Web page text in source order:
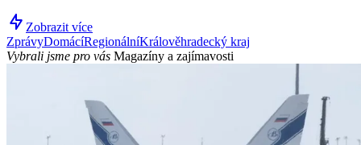
Zobrazit více
ZprávyDomácíRegionálníKrálověhradecký kraj
Vybrali jsme pro vás Magazíny a zajímavosti